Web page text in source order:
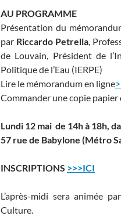
AU PROGRAMME
Présentation du
par Riccardo Petrella,
de Louvain, Président de
Politique de l’Eau (IERPE)
Lire le mémorandum en ligne
Commander une copie
Lundi 12 mai de 14h à 18h,
57 rue de Babylone (Métro
INSCRIPTIONS >>>ICI
L’après-midi sera animée par
Culture.